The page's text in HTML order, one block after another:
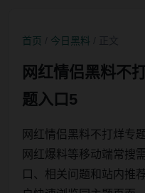
首页 今日黑料
网红情侣黑料不
题入口5
网红情侣黑料不打烊专
网红爆料等移动端常搜
口、相关问题和站内推